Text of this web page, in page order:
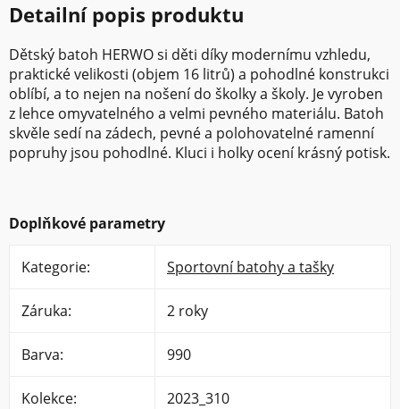
Detailní popis produktu
Dětský batoh HERWO si děti díky modernímu vzhledu,
praktické velikosti (objem 16 litrů) a pohodlné konstrukci
oblíbí, a to nejen na nošení do školky a školy. Je vyroben
z lehce omyvatelného a velmi pevného materiálu. Batoh
skvěle sedí na zádech, pevné a polohovatelné ramenní
popruhy jsou pohodlné. Kluci i holky ocení krásný potisk.
Doplňkové parametry
Kategorie: Sportovní batohy a tašky
Záruka: 2 roky
Barva: 990
Kolekce: 2023_310